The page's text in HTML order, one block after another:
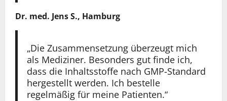
Dr. med. Jens S., Hamburg
„Die Zusammensetzung überzeugt mich
als Mediziner. Besonders gut finde ich,
dass die Inhaltsstoffe nach GMP-Standard
hergestellt werden. Ich bestelle
regelmäßig für meine Patienten.“